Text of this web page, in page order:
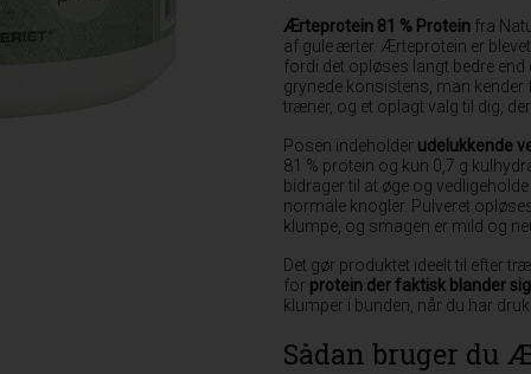
Ærteprotein 81 % Protein fra
af gule ærter. Ærteprotein er
fordi det opløses langt bedre end
grynede konsistens, man kender
træner, og et oplagt valg til dig,
Posen indeholder udelukkende
81 % protein og kun 0,7 g
bidrager til at øge og
normale knogler. Pulveret
klumpe, og smagen er mild og
Det gør produktet ideelt til efter
for protein der faktisk blander sig
klumper i bunden, når du har
Sådan bruger du